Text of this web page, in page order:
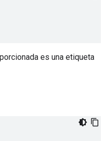
es una etiqueta